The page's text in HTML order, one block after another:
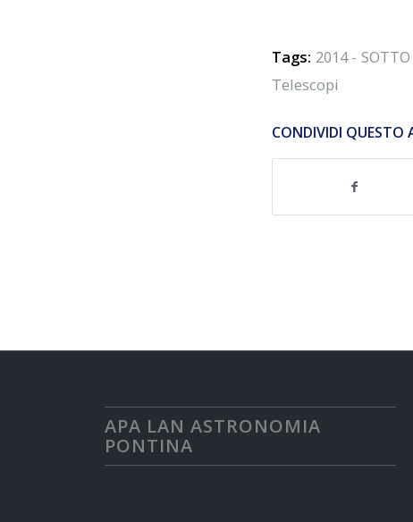
Tags: 2014 -
Telescopi
CONDIVIDI QUESTO
APA LAN ASTRONOMIA
PONTINA